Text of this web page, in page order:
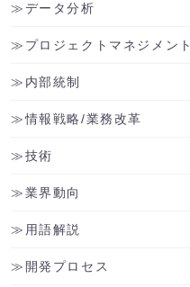
データ分析
プロジェクトマネジメント
内部統制
情報戦略/業務改革
技術
業界動向
用語解説
開発プロセス